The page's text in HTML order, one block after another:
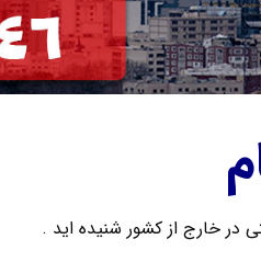
در خارج از کشور شنیده اید .